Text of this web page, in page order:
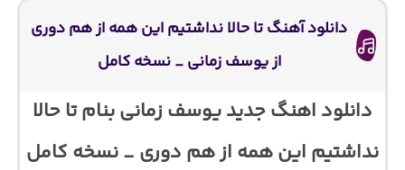
دانلود آهنگ تا حالا نداشتیم این همه از هم دوری
از یوسف زمانی _ نسخه کامل
دانلود اهنگ جدید یوسف زمانی بنام تا حالا
نداشتیم این همه از هم دوری _ نسخه کامل